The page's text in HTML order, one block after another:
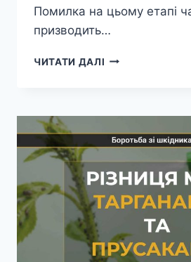
Помилка на цьому етапі
призводить…
ЧИТАТИ ДАЛІ РІЗНИЦЯ
ТА
БЛОХАМИ